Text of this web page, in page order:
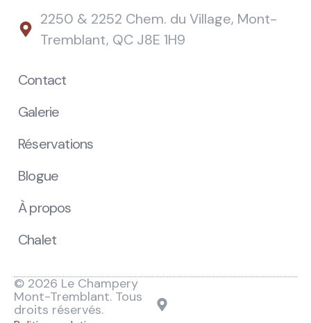
Contact
Galerie
Réservations
Blogue
À propos
Chalet
2250 & 2252 Chem. du Village, Mont-
Tremblant, QC J8E 1H9
© 2026 Le Champery
Mont-Tremblant. Tous
droits réservés.